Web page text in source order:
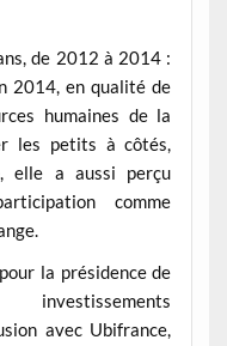
de 2012 à 2014 :
2014, en qualité de
humaines de la
les petits à côtés,
elle a aussi perçu
comme
la présidence de
avec Ubifrance,